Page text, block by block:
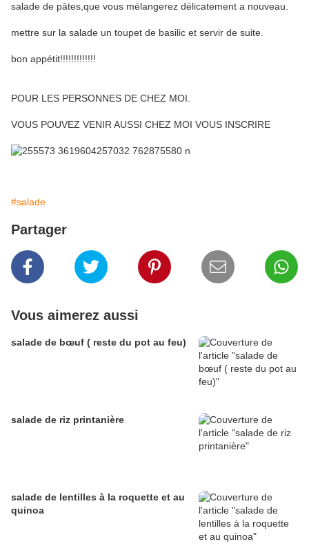
salade de pâtes,que vous mélangerez délicatement a nouveau.
mettre sur la salade un toupet de basilic et servir de suite.
bon appétit!!!!!!!!!!!!!
POUR LES PERSONNES DE CHEZ MOI.
VOUS POUVEZ VENIR AUSSI CHEZ MOI VOUS INSCRIRE
#salade
Partager
Vous aimerez aussi
salade de bœuf ( reste du pot au feu)
salade de riz printanière
salade de lentilles à la roquette et au
quinoa